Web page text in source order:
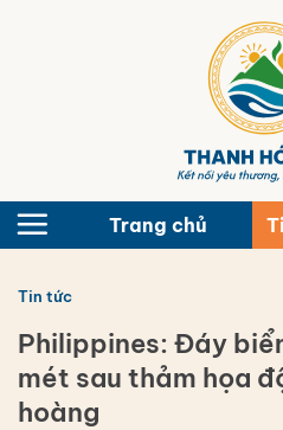
Trang chủ
Tin tức
Philippines: Đáy
mét sau thảm họa
hoàng